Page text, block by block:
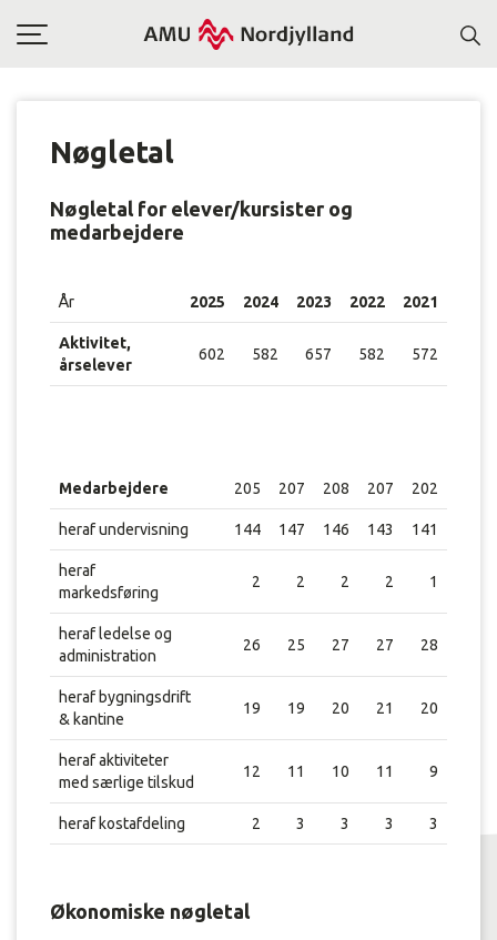
Toggle
Nøgletal
Nøgletal for elever/kursister og
medarbejdere
År 2025 2024 2023 2022 2021
Aktivitet,
årselever
602 582 657 582 572
Medarbejdere 205 207 208 207 202
heraf undervisning 144 147 146 143 141
heraf
markedsføring
2 2 2 2 1
heraf ledelse og
administration
26 25 27 27 28
heraf bygningsdrift
& kantine
19 19 20 21 20
heraf aktiviteter
med særlige tilskud
12 11 10 11 9
heraf kostafdeling 2 3 3 3 3
Økonomiske nøgletal